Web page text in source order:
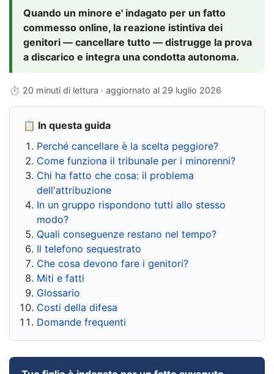
Quando un minore e' indagato per un fatto
commesso online, la reazione istintiva dei
genitori — cancellare tutto — distrugge la prova
a discarico e integra una condotta autonoma.
⏱ 20 minuti di lettura · aggiornato al 29 luglio 2026
📋 In questa guida
Perché cancellare è la scelta peggiore?
Come funziona il tribunale per i minorenni?
Chi ha fatto che cosa: il problema
dell'attribuzione
In un gruppo rispondono tutti allo stesso
modo?
Quali conseguenze restano nel tempo?
Il telefono sequestrato
Che cosa devono fare i genitori?
Miti e fatti
Glossario
Costi della difesa
Domande frequenti